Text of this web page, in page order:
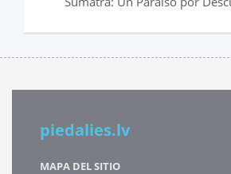
piedalies.lv
MAPA DEL SITIO